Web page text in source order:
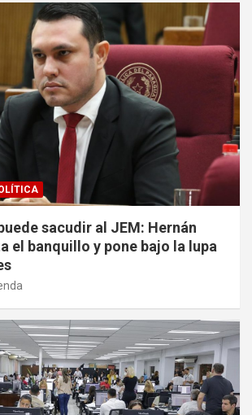
sacudir al JEM: Hernán
el banquillo y pone bajo la lupa